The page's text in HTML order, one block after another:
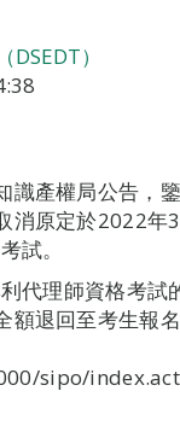
）
識產權局公告，
消原定於2022
試。
代理師資格考
額退回至考生報
sipo/